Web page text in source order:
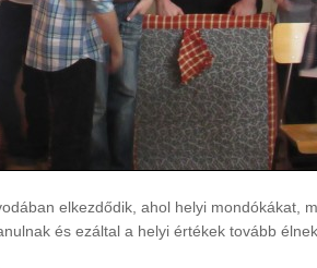
elkezdődik, ahol helyi mondókákat,
és ezáltal a helyi értékek tovább